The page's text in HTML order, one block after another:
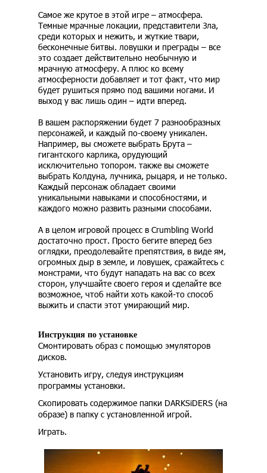
Самое же крутое в этой игре – атмосфера.
Темные мрачные локации, представители Зла,
среди которых и нежить, и жуткие твари,
бесконечные битвы. ловушки и преграды – все
это создает действительно необычную и
мрачную атмосферу. А плюс ко всему
атмосферности добавляет и тот факт, что мир
будет рушиться прямо под вашими ногами. И
выход у вас лишь один – идти вперед.
В вашем распоряжении будет 7 разнообразных
персонажей, и каждый по-своему уникален.
Например, вы сможете выбрать Брута –
гигантского карлика, орудующий
исключительно топором. также вы сможете
выбрать Колдуна, лучника, рыцаря, и не только.
Каждый персонаж обладает своими
уникальными навыками и способностями, и
каждого можно развить разными способами.
А в целом игровой процесс в Crumbling World
достаточно прост. Просто бегите вперед без
оглядки, преодолевайте препятствия, в виде ям,
огромных дыр в земле, и ловушек, сражайтесь с
монстрами, что будут нападать на вас со всех
сторон, улучшайте своего героя и сделайте все
возможное, чтоб найти хоть какой-то способ
выжить и спасти этот умирающий мир.
Инструкция по установке
Смонтировать образ с помощью эмуляторов
дисков.
Установить игру, следуя инструкциям
программы установки.
Скопировать содержимое папки DARKSiDERS (на
образе) в папку с установленной игрой.
Играть.